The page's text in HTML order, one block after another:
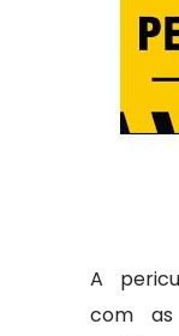
A
com as